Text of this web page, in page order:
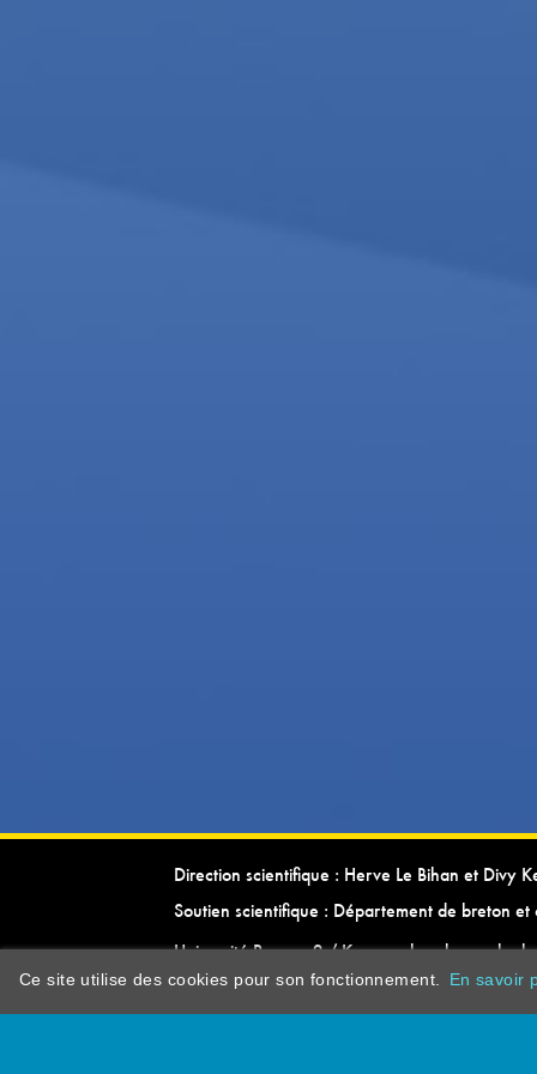
Direction scientifique : Herve Le Bihan et Divy
Soutien scientifique : Département de breton et
Université Rennes 2 / Kevrenn brezhoneg ha
Ce site utilise des cookies pour son fonctionnement. En savoir